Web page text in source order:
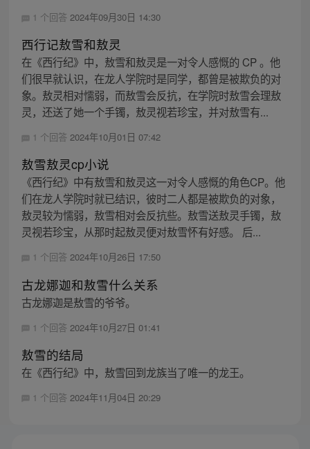
1 个回答 2024年09月30日 14:30
西行记敖雪和敖灵
在《西行纪》中，敖雪和敖灵是一对令人感慨的 CP 。他
们很早就认识，在龙人学院时是同学，都曾是被欺负的对
象。敖灵相对懦弱，而敖雪会反抗，在学院时敖雪会理敖
灵，还送了她一个手镯，敖灵视若珍宝，并对敖雪有...
1 个回答 2024年10月01日 07:42
敖雪敖灵cp小说
《西行纪》中有敖雪和敖灵这一对令人感慨的角色CP。他
们在龙人学院时就已结识，彼时二人都是被欺负的对象，
敖灵较为懦弱，敖雪相对会反抗些。敖雪送敖灵手镯，敖
灵视若珍宝，从那时起敖灵便对敖雪怀有好感。 后...
1 个回答 2024年10月26日 17:50
古龙娜迦和敖雪什么关系
古龙娜迦是敖雪的爷爷。
1 个回答 2024年10月27日 01:41
敖雪的结局
在《西行纪》中，敖雪回到龙族当了唯一的龙王。
1 个回答 2024年11月04日 20:29